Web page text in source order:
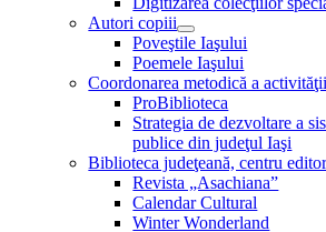
Autori copiii
Poveştile Iaşului
Poemele Iaşului
Coordonarea metodică a
ProBiblioteca
Strategia de dezvoltare a
publice din judeţul Iaşi
Biblioteca judeţeană, centru
Revista „Asachiana”
Calendar Cultural
Winter Wonderland